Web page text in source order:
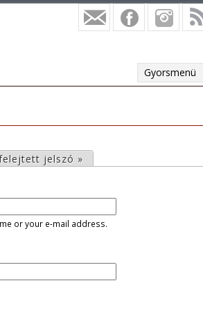
Gyorsmenü
jelszó »
or your e-mail address.